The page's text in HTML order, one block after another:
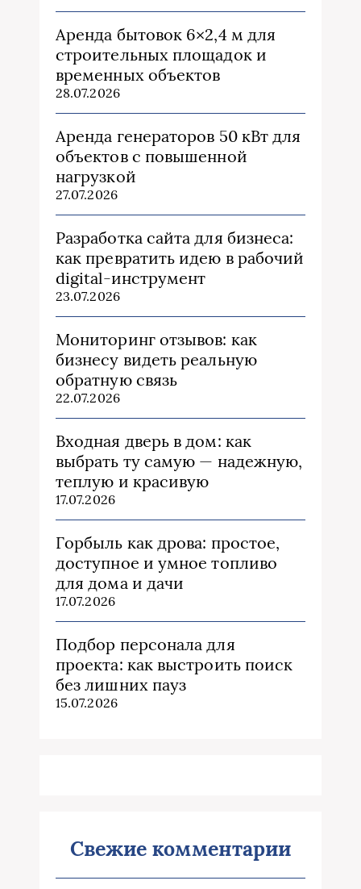
Аренда бытовок 6×2,4 м для
строительных площадок и
временных объектов
28.07.2026
Аренда генераторов 50 кВт для
объектов с повышенной
нагрузкой
27.07.2026
Разработка сайта для бизнеса:
как превратить идею в рабочий
digital-инструмент
23.07.2026
Мониторинг отзывов: как
бизнесу видеть реальную
обратную связь
22.07.2026
Входная дверь в дом: как
выбрать ту самую — надежную,
теплую и красивую
17.07.2026
Горбыль как дрова: простое,
доступное и умное топливо
для дома и дачи
17.07.2026
Подбор персонала для
проекта: как выстроить поиск
без лишних пауз
15.07.2026
Свежие комментарии